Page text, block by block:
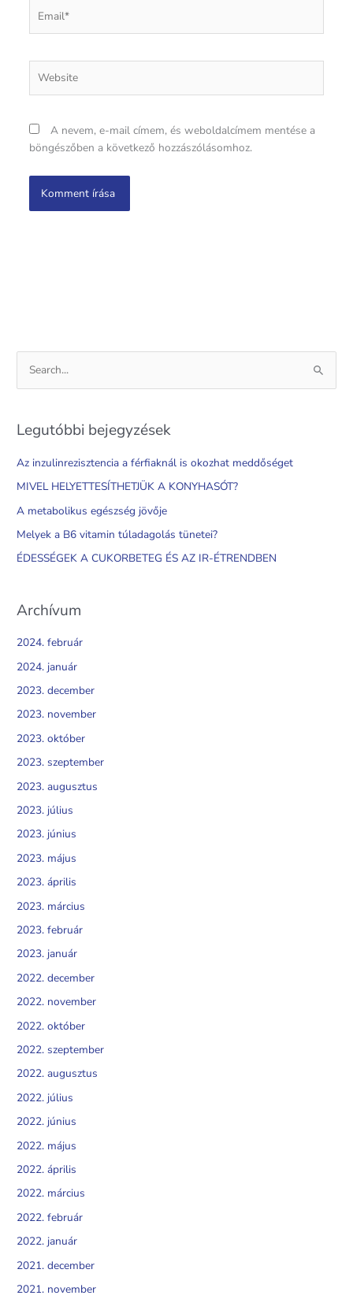
A nevem, e-mail címem, és weboldalcímem mentése a
böngészőben a következő hozzászólásomhoz.
e
r
c
h
r
:
Legutóbbi bejegyzések
Az inzulinrezisztencia a férfiaknál is okozhat meddőséget
MIVEL HELYETTESÍTHETJÜK A KONYHASÓT?
A metabolikus egészség jövője
Melyek a B6 vitamin túladagolás tünetei?
ÉDESSÉGEK A CUKORBETEG ÉS AZ IR-ÉTRENDBEN
Archívum
2024. február
2024. január
2023. december
2023. november
2023. október
2023. szeptember
2023. augusztus
2023. július
2023. június
2023. május
2023. április
2023. március
2023. február
2023. január
2022. december
2022. november
2022. október
2022. szeptember
2022. augusztus
2022. július
2022. június
2022. május
2022. április
2022. március
2022. február
2022. január
2021. december
2021. november